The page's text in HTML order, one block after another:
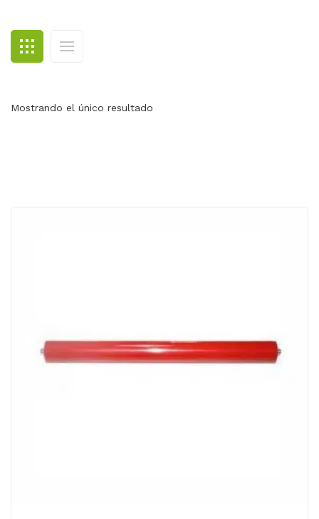
BLOG
CONTACTO
Mostrando el único resultado